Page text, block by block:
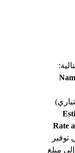
توفير
مبلغ